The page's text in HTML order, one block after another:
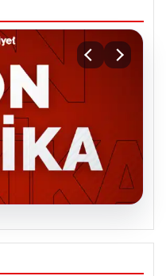
bildiri: Dikkat
vurgusu